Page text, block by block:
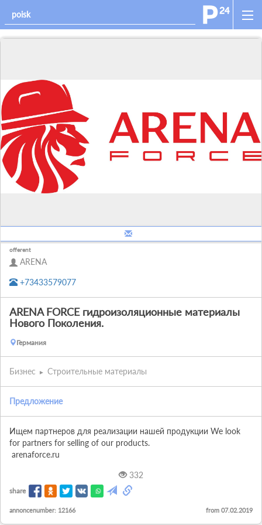
offerent
ARENA
+73433579077
ARENA FORCE гидроизоляционные материалы
Нового Поколения.
Германия
Бизнес Строительные материалы
Предложение
Ищем партнеров для реализации нашей продукции We look
for partners for selling of our products.
arenaforce.ru
332
share
annoncenumber: 12166 from 07.02.2019